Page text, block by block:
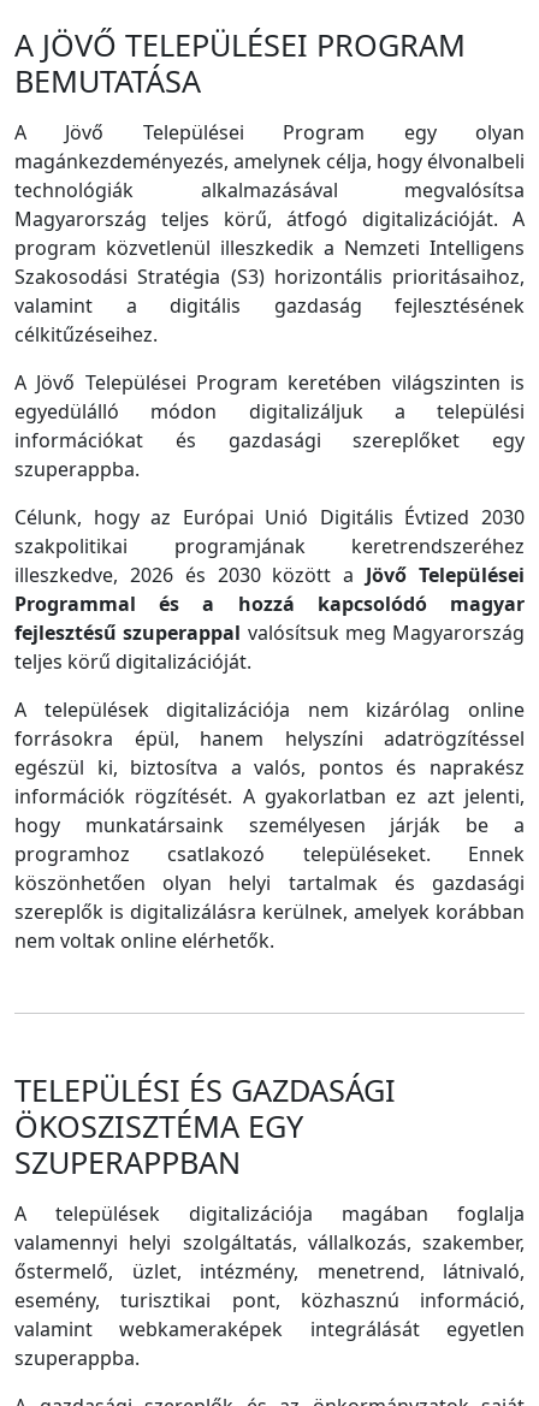
A JÖVŐ TELEPÜLÉSEI PROGRAM
BEMUTATÁSA
A Jövő Települései Program egy olyan
magánkezdeményezés, amelynek célja, hogy élvonalbeli
technológiák alkalmazásával megvalósítsa
Magyarország teljes körű, átfogó digitalizációját. A
program közvetlenül illeszkedik a Nemzeti Intelligens
Szakosodási Stratégia (S3) horizontális prioritásaihoz,
valamint a digitális gazdaság fejlesztésének
célkitűzéseihez.
A Jövő Települései Program keretében világszinten is
egyedülálló módon digitalizáljuk a települési
információkat és gazdasági szereplőket egy
szuperappba.
Célunk, hogy az Európai Unió Digitális Évtized 2030
szakpolitikai programjának keretrendszeréhez
illeszkedve, 2026 és 2030 között a Jövő Települései
Programmal és a hozzá kapcsolódó magyar
fejlesztésű szuperappal valósítsuk meg Magyarország
teljes körű digitalizációját.
A települések digitalizációja nem kizárólag online
forrásokra épül, hanem helyszíni adatrögzítéssel
egészül ki, biztosítva a valós, pontos és naprakész
információk rögzítését. A gyakorlatban ez azt jelenti,
hogy munkatársaink személyesen járják be a
programhoz csatlakozó településeket. Ennek
köszönhetően olyan helyi tartalmak és gazdasági
szereplők is digitalizálásra kerülnek, amelyek korábban
nem voltak online elérhetők.
TELEPÜLÉSI ÉS GAZDASÁGI
ÖKOSZISZTÉMA EGY
SZUPERAPPBAN
A települések digitalizációja magában foglalja
valamennyi helyi szolgáltatás, vállalkozás, szakember,
őstermelő, üzlet, intézmény, menetrend, látnivaló,
esemény, turisztikai pont, közhasznú információ,
valamint webkameraképek integrálását egyetlen
szuperappba.